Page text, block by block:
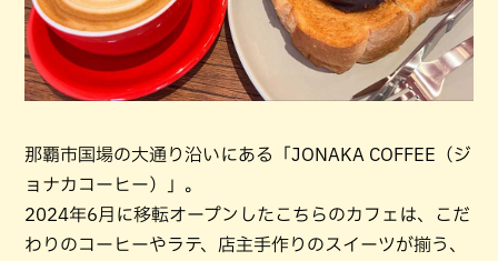
那覇市国場の大通り沿いにある「JONAKA COFFEE（ジ
ョナカコーヒー）」。
2024年6月に移転オープンしたこちらのカフェは、こだ
わりのコーヒーやラテ、店主手作りのスイーツが揃う、